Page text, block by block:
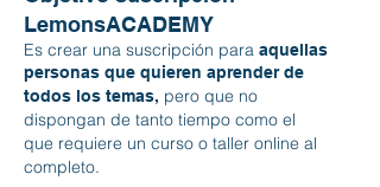
LemonsACADEMY
Es crear una suscripción para aquellas
personas que quieren aprender de
todos los temas, pero que no
dispongan de tanto tiempo como el
que requiere un curso o taller online al
completo.